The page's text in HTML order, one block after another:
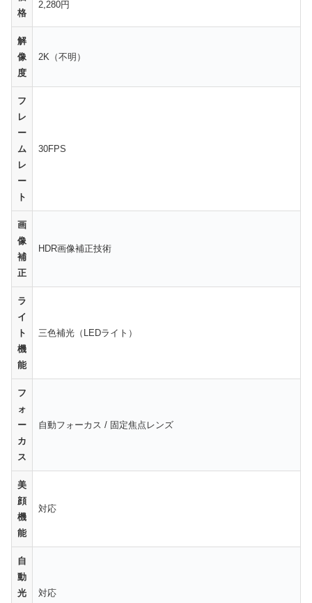
格
2,280円
解
像
度
2K（不明）
フ
レ
ー
ム
レ
ー
ト
30FPS
画
像
補
正
HDR画像補正技術
ラ
イ
ト
機
能
三色補光（LEDライト）
フ
ォ
ー
カ
ス
自動フォーカス / 固定焦点レンズ
美
顔
機
能
対応
自
動
光
対応